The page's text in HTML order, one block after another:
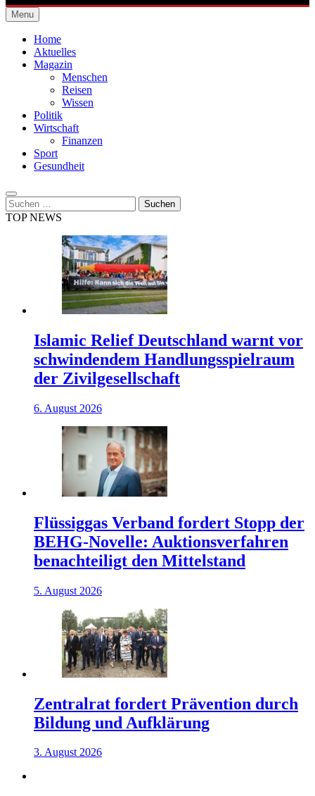
Städtische Allgemeine Zeitung
Menu
Home
Aktuelles
Magazin
Menschen
Reisen
Wissen
Politik
Wirtschaft
Finanzen
Sport
Gesundheit
Suchen
nach:
TOP NEWS
Islamic Relief Deutschland warnt vor
schwindendem Handlungsspielraum
der Zivilgesellschaft
6. August 2026
Flüssiggas Verband fordert Stopp der
BEHG-Novelle: Auktionsverfahren
benachteiligt den Mittelstand
5. August 2026
Zentralrat fordert Prävention durch
Bildung und Aufklärung
3. August 2026